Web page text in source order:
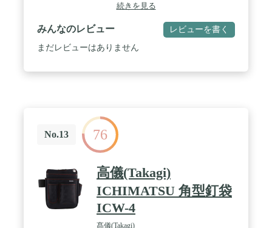
続きを見る
みんなのレビュー レビューを書く
まだレビューはありません
No.13 76
高儀(Takagi)
ICHIMATSU 角型釘袋
ICW-4
髙儀(Takagi)